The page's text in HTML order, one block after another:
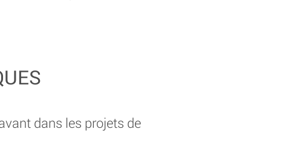
dans les projets de